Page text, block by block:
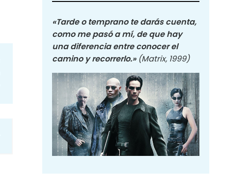
«Tarde o temprano te darás cuenta,
como me pasó a mí, de que hay
una diferencia entre conocer el
camino y recorrerlo.» (Matrix, 1999)